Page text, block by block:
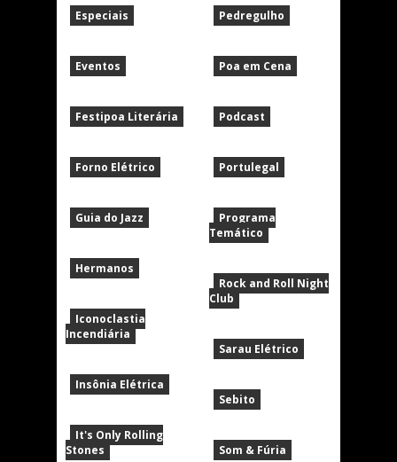
Especiais
Eventos
Festipoa Literária
Forno Elétrico
Guia do Jazz
Hermanos
Iconoclastia
Incendiária
Insônia Elétrica
It's Only Rolling
Stones
Pedregulho
Poa em Cena
Podcast
Portulegal
Programa
Temático
Rock and Roll Night
Club
Sarau Elétrico
Sebito
Som & Fúria